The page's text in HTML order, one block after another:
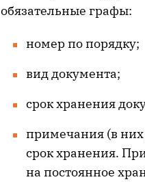
обязательные графы:
номер по порядку;
вид документа;
срок хранения
примечания (в
срок хранения.
на постоянное